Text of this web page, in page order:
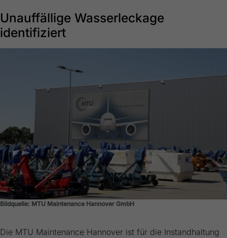
Unauffällige Wasserleckage
identifiziert
Bildquelle: MTU Maintenance Hannover GmbH
Die MTU Maintenance Hannover ist für die Instandhaltung